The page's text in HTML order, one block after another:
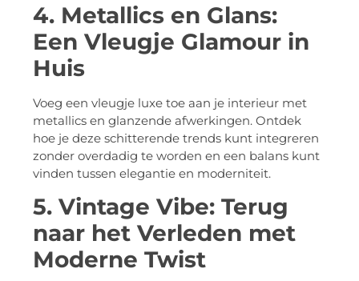
4. Metallics en Glans:
Een Vleugje Glamour in
Huis
Voeg een vleugje luxe toe aan je interieur met
metallics en glanzende afwerkingen. Ontdek
hoe je deze schitterende trends kunt integreren
zonder overdadig te worden en een balans kunt
vinden tussen elegantie en moderniteit.
5. Vintage Vibe: Terug
naar het Verleden met
Moderne Twist